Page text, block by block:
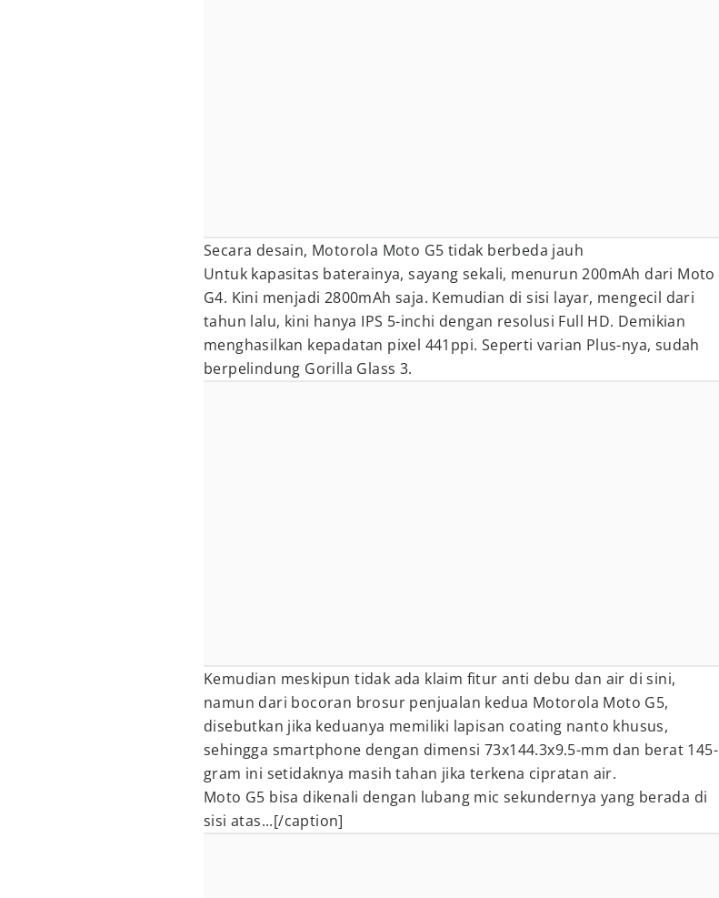
Secara desain, Motorola Moto G5 tidak berbeda jauh
Untuk kapasitas baterainya, sayang sekali, menurun 200mAh dari Moto
G4. Kini menjadi 2800mAh saja. Kemudian di sisi layar, mengecil dari
tahun lalu, kini hanya IPS 5-inchi dengan resolusi Full HD. Demikian
menghasilkan kepadatan pixel 441ppi. Seperti varian Plus-nya, sudah
berpelindung Gorilla Glass 3.
Kemudian meskipun tidak ada klaim fitur anti debu dan air di sini,
namun dari bocoran brosur penjualan kedua Motorola Moto G5,
disebutkan jika keduanya memiliki lapisan coating nanto khusus,
sehingga smartphone dengan dimensi 73x144.3x9.5-mm dan berat 145-
gram ini setidaknya masih tahan jika terkena cipratan air.
Moto G5 bisa dikenali dengan lubang mic sekundernya yang berada di
sisi atas...[/caption]